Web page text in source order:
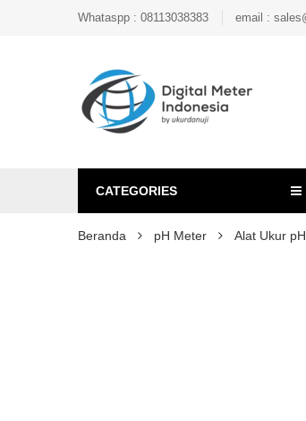
Whataspp : 08113038383 email :
CATEGORIES
Beranda pH Meter Alat Ukur